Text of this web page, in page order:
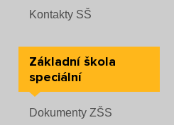
Kontakty SŠ
Základní škola
speciální
Dokumenty ZŠS